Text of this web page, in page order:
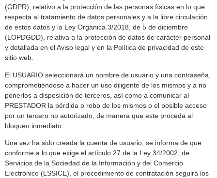
(GDPR), relativo a la protección de las personas físicas en lo que
respecta al tratamiento de datos personales y a la libre circulación
de estos datos y la Ley Orgánica 3/2018, de 5 de diciembre
(LOPDGDD), relativa a la protección de datos de carácter personal
y detallada en el Aviso legal y en la Política de privacidad de este
sitio web.
El USUARIO seleccionará un nombre de usuario y una contraseña,
comprometiéndose a hacer un uso diligente de los mismos y a no
ponerlos a disposición de terceros, así como a comunicar al
PRESTADOR la pérdida o robo de los mismos o el posible acceso
por un tercero no autorizado, de manera que este proceda al
bloqueo inmediato.
Una vez ha sido creada la cuenta de usuario, se informa de que
conforme a lo que exige el artículo 27 de la Ley 34/2002, de
Servicios de la Sociedad de la Información y del Comercio
Electrónico (LSSICE), el procedimiento de contratación seguirá los